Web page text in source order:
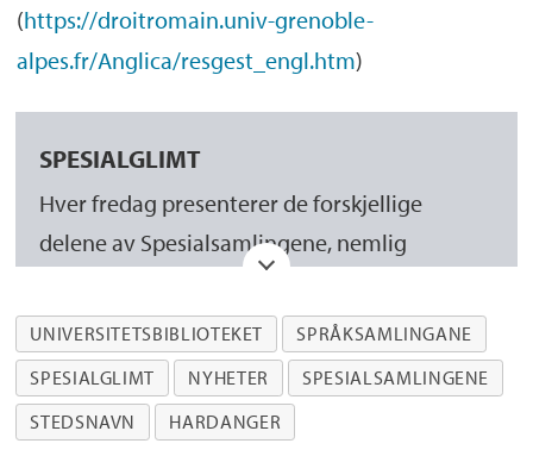
(https://droitromain.univ-grenoble-
alpes.fr/Anglica/resgest_engl.htm)
SPESIALGLIMT
Hver fredag presenterer de forskjellige
delene av Spesialsamlingene, nemlig
Billedsamlingen,Skeivt arkivog
Språksamlingene, godbiter fra samlingenes
spennende og varierte materiale i form av
tekst, bilder og film.
UNIVERSITETSBIBLIOTEKET
SPRÅKSAMLINGANE
SPESIALGLIMT
NYHETER
SPESIALSAMLINGENE
STEDSNAVN
HARDANGER